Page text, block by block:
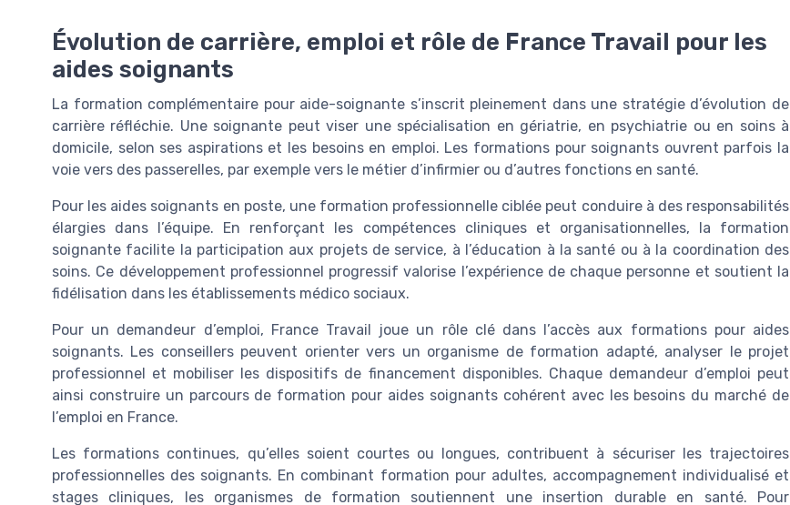
Évolution de carrière, emploi et rôle de France Travail pour les
aides soignants
La formation complémentaire pour aide-soignante s’inscrit pleinement dans une stratégie d’évolution de
carrière réfléchie. Une soignante peut viser une spécialisation en gériatrie, en psychiatrie ou en soins à
domicile, selon ses aspirations et les besoins en emploi. Les formations pour soignants ouvrent parfois la
voie vers des passerelles, par exemple vers le métier d’infirmier ou d’autres fonctions en santé.
Pour les aides soignants en poste, une formation professionnelle ciblée peut conduire à des responsabilités
élargies dans l’équipe. En renforçant les compétences cliniques et organisationnelles, la formation
soignante facilite la participation aux projets de service, à l’éducation à la santé ou à la coordination des
soins. Ce développement professionnel progressif valorise l’expérience de chaque personne et soutient la
fidélisation dans les établissements médico sociaux.
Pour un demandeur d’emploi, France Travail joue un rôle clé dans l’accès aux formations pour aides
soignants. Les conseillers peuvent orienter vers un organisme de formation adapté, analyser le projet
professionnel et mobiliser les dispositifs de financement disponibles. Chaque demandeur d’emploi peut
ainsi construire un parcours de formation pour aides soignants cohérent avec les besoins du marché de
l’emploi en France.
Les formations continues, qu’elles soient courtes ou longues, contribuent à sécuriser les trajectoires
professionnelles des soignants. En combinant formation pour adultes, accompagnement individualisé et
stages cliniques, les organismes de formation soutiennent une insertion durable en santé. Pour